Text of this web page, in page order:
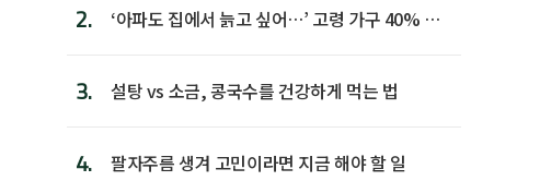
2.
‘아파도 집에서 늙고 싶어…’ 고령 가구 40% 노
3. 설탕 vs 소금, 콩국수를 건강하게 먹는 법
4. 팔자주름 생겨 고민이라면 지금 해야 할 일